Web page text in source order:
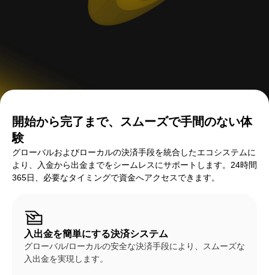
開始から完了まで、スムーズで手間のない体
験
グローバルおよびローカルの決済手段を統合したエコシステムに
より、入金から出金までをシームレスにサポートします。24時間
365日、必要なタイミングで資金へアクセスできます。
入出金を簡単にする決済システム
グローバル/ローカルの安全な決済手段により、スムーズな
入出金を実現します。